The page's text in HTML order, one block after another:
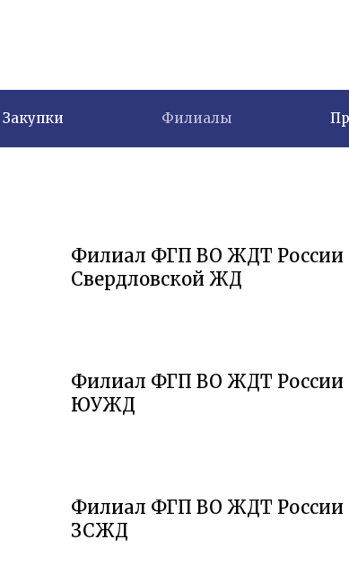
Закупки Филиалы
Филиал ФГП ВО ЖДТ России
Свердловской ЖД
Филиал ФГП ВО ЖДТ России
ЮУЖД
Филиал ФГП ВО ЖДТ России
ЗСЖД